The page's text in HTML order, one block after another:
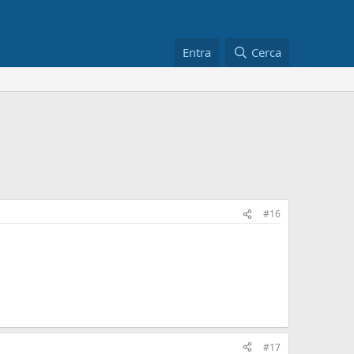
Entra Cerca
#16
#17